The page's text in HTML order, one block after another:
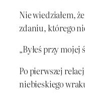
Nie wiedziałem,
zdaniu, którego
„Byłeś przy mojej
Po pierwszej
niebieskiego